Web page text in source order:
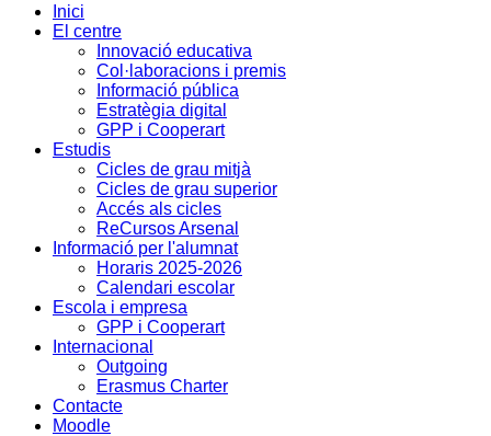
Inici
El centre
Innovació educativa
Col·laboracions i premis
Informació pública
Estratègia digital
GPP i Cooperart
Estudis
Cicles de grau mitjà
Cicles de grau superior
Accés als cicles
ReCursos Arsenal
Informació per l'alumnat
Horaris 2025-2026
Calendari escolar
Escola i empresa
GPP i Cooperart
Internacional
Outgoing
Erasmus Charter
Contacte
Moodle